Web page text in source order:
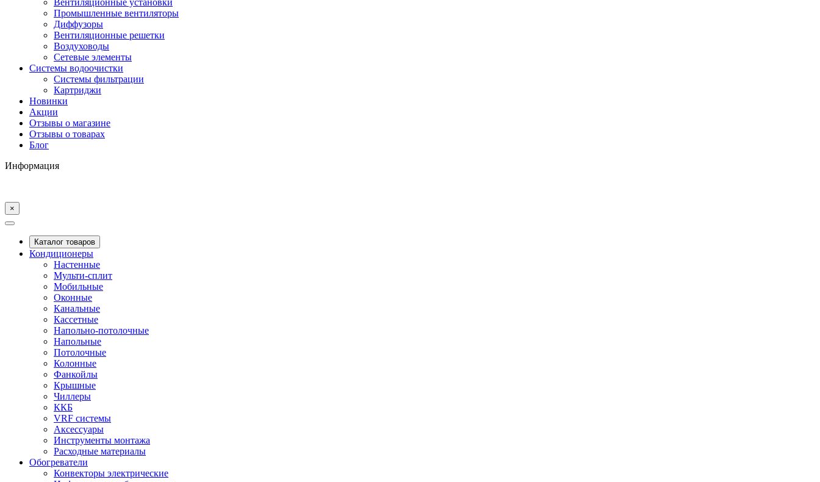
Вентиляционные установки
Промышленные вентиляторы
Диффузоры
Вентиляционные решетки
Воздуховоды
Сетевые элементы
Системы водоочистки
Системы фильтрации
Картриджи
Новинки
Акции
Отзывы о магазине
Отзывы о товарах
Блог
Информация
×
Каталог товаров
Кондиционеры
Настенные
Мульти-сплит
Мобильные
Оконные
Канальные
Кассетные
Напольно-потолочные
Напольные
Потолочные
Колонные
Фанкойлы
Крышные
Чиллеры
ККБ
VRF системы
Аксессуары
Инструменты монтажа
Расходные материалы
Обогреватели
Конвекторы электрические